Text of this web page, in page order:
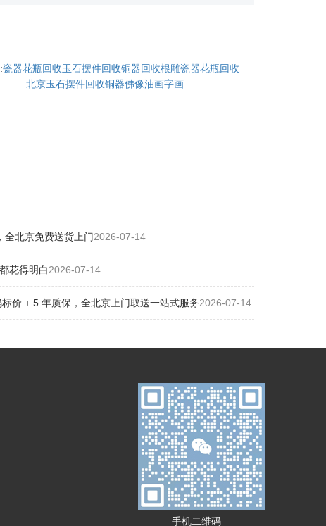
瓷器花瓶回收玉石摆件回收铜器回收根雕瓷器花瓶回收
北京玉石摆件回收铜器佛像油画字画
全北京免费送货上门2026-07-14
花得明白2026-07-14
价 + 5 年质保，全北京上门取送一站式服务2026-07-14
手机二维码